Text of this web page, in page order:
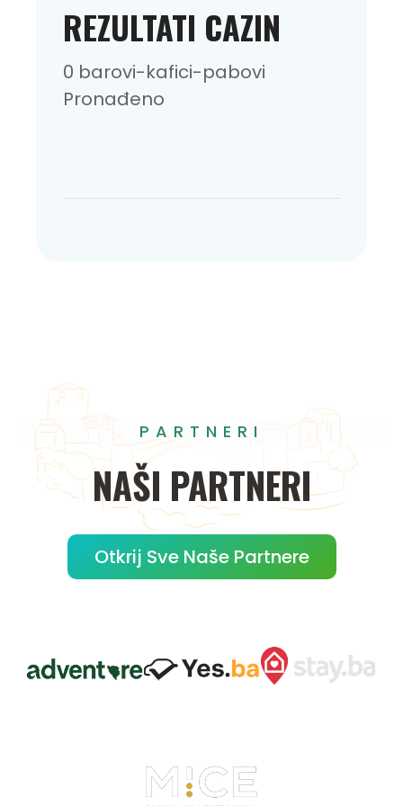
REZULTATI CAZIN
0 barovi-kafici-pabovi
Pronađeno
PARTNERI
NAŠI PARTNERI
Otkrij Sve Naše Partnere